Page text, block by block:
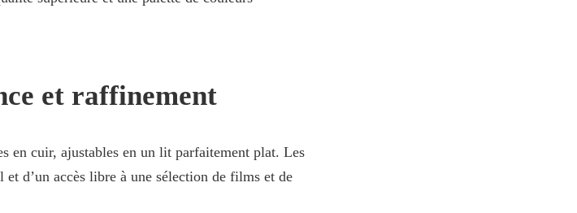
et raffinement
en cuir, ajustables en un lit parfaitement plat. Les
et d’un accès libre à une sélection de films et de